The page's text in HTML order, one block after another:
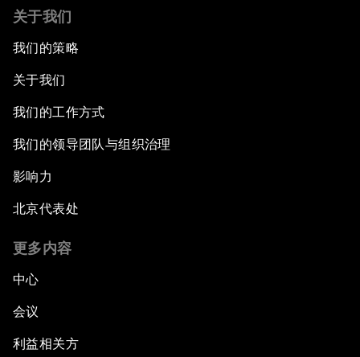
关于我们
我们的策略
关于我们
我们的工作方式
我们的领导团队与组织治理
影响力
北京代表处
更多内容
中心
会议
利益相关方